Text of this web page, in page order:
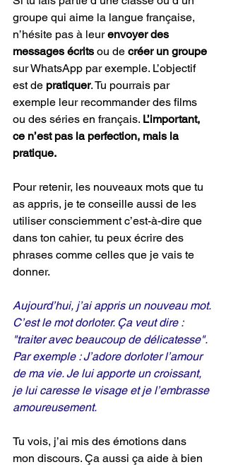
groupe qui aime la langue française,
n’hésite pas à leur envoyer des
messages écrits ou de créer un groupe
sur WhatsApp par exemple. L’objectif
est de pratiquer. Tu pourrais par
exemple leur recommander des films
ou des séries en français. L’important,
ce n’est pas la perfection, mais la
pratique.
Pour retenir, les nouveaux mots que tu
as appris, je te conseille aussi de les
utiliser consciemment c’est-à-dire que
dans ton cahier, tu peux écrire des
phrases comme celles que je vais te
donner.
Aujourd’hui, j’ai appris un nouveau mot.
C’est le mot dorloter. Ça veut dire :
"traiter avec beaucoup de délicatesse".
Par exemple : J’adore dorloter l’amour
de ma vie. Je lui apporte un croissant,
je lui caresse le visage et je l’embrasse
amoureusement.
Tu vois, j’ai mis des émotions dans
mon discours. Ça aussi ça aide à bien